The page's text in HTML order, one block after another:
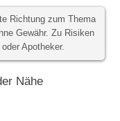
Richtung zum Thema
Gewähr. Zu Risiken
Apotheker.
Nähe